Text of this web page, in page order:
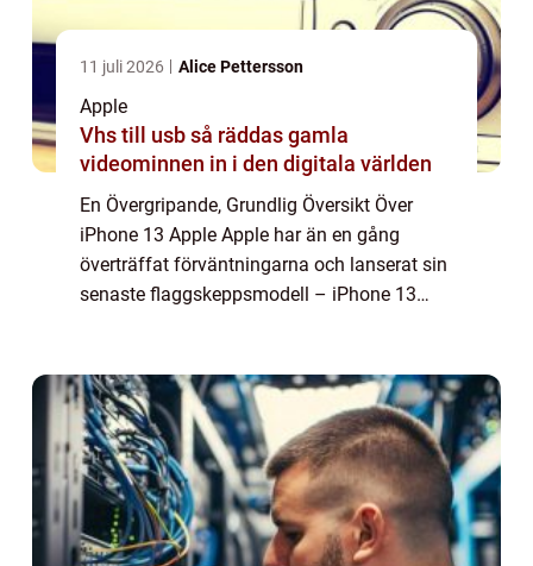
11 juli 2026 Alice Pettersson
Apple
Vhs till usb så räddas gamla
videominnen in i den digitala världen
En Övergripande, Grundlig Översikt Över
iPhone 13 Apple Apple har än en gång
överträffat förväntningarna och lanserat sin
senaste flaggskeppsmodell – iPhone 13